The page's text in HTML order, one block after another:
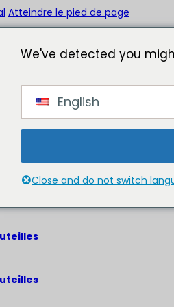
Atteindre le pied de page
We've detected you
English
Close and do not switch